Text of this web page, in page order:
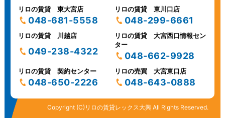
リロの賃貸 東大宮店
048-681-5558
リロの賃貸 東川口店
048-299-6661
リロの賃貸 川越店
049-238-4322
リロの賃貸 大宮西口情報セン
ター
048-662-9928
リロの賃貸 契約センター
048-650-2226
リロの売買 大宮東口店
048-643-0888
Copyright (C)リロの賃貸レックス大興 All Rights Reserved.